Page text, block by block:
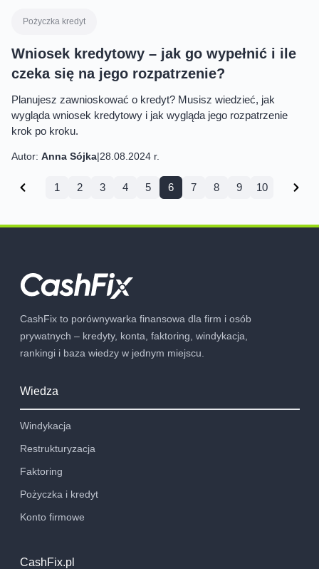
Pożyczka kredyt
Wniosek kredytowy – jak go wypełnić i ile
czeka się na jego rozpatrzenie?
Planujesz zawnioskować o kredyt? Musisz wiedzieć, jak
wygląda wniosek kredytowy i jak wygląda jego rozpatrzenie
krok po kroku.
Autor: Anna Sójka|28.08.2024 r.
1 2 3 4 5 6 7 8 9 10
CashFix to porównywarka finansowa dla firm i osób
prywatnych – kredyty, konta, faktoring, windykacja,
rankingi i baza wiedzy w jednym miejscu.
Wiedza
Windykacja
Restrukturyzacja
Faktoring
Pożyczka i kredyt
Konto firmowe
CashFix.pl